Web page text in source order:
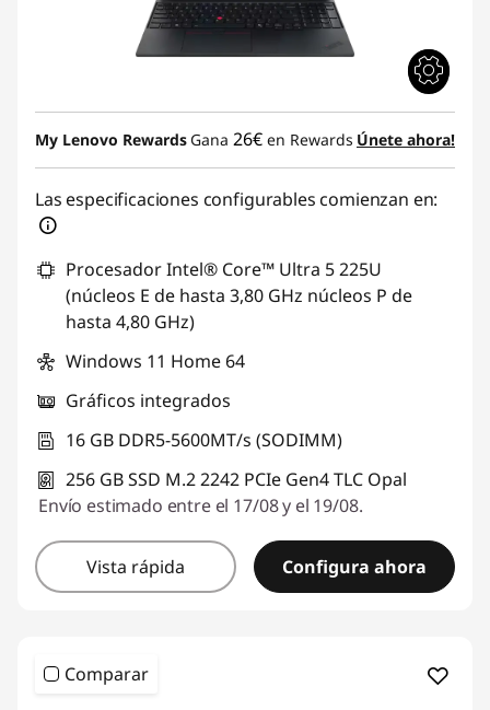
My Lenovo Rewards Gana 26€ en Rewards Únete ahora!
Las especificaciones configurables comienzan en:
Procesador Intel® Core™ Ultra 5 225U
(núcleos E de hasta 3,80 GHz núcleos P de
hasta 4,80 GHz)
Windows 11 Home 64
Gráficos integrados
16 GB DDR5-5600MT/s (SODIMM)
256 GB SSD M.2 2242 PCIe Gen4 TLC Opal
Envío estimado entre el 17/08 y el 19/08.
Vista rápida Configura ahora
Comparar